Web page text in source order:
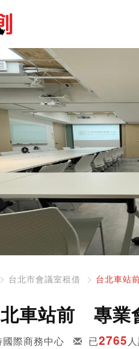
台北市會議室租借 台北車站
車站前 專業
國際商務中心 已2765